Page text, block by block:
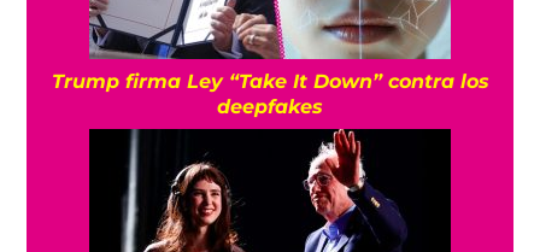
Trump firma Ley “Take It Down” contra los
deepfakes